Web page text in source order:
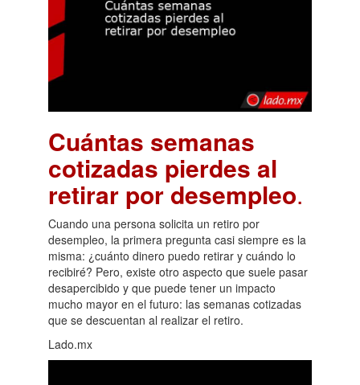
Cuántas semanas
cotizadas pierdes al
retirar por desempleo.
Cuando una persona solicita un retiro por
desempleo, la primera pregunta casi siempre es la
misma: ¿cuánto dinero puedo retirar y cuándo lo
recibiré? Pero, existe otro aspecto que suele pasar
desapercibido y que puede tener un impacto
mucho mayor en el futuro: las semanas cotizadas
que se descuentan al realizar el retiro.
Lado.mx